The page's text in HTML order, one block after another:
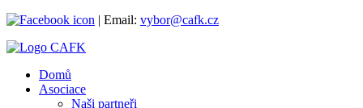
| Email: vybor@cafk.cz
Domů
Asociace
Naši partneři